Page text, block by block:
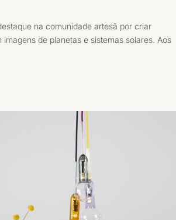
na comunidade artesã por criar
de planetas e sistemas solares. Aos